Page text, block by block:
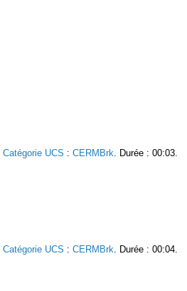
Catégorie UCS : CERMBrk. Durée : 00:03.
Catégorie UCS : CERMBrk. Durée : 00:04.